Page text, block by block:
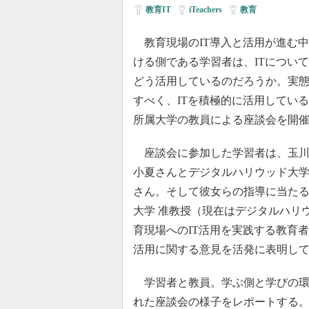
教育IT iTeachers 教育
教育現場のIT導入と活用が進む
ける側である学習者は、ITについ
どう活用しているのだろうか。実
すべく、ITを積極的に活用してい
所属大学の教員による座談会を開
座談会に参加した学習者は、玉
小夏さんとデジタルハリウッド大
さん。そして彼女らの指導に当た
大学 准教授（現在はデジタルハリ
育現場へのIT活用を実践する教育
活用に関する意見を活発に表明し
学習者と教員。学ぶ側と学びの
れた座談会の様子をレポートする